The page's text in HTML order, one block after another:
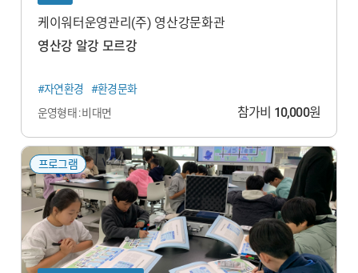
케이워터운영관리(주) 영산강문화관
영산강 알강 모르강
#자연환경
#환경문화
운영형태 : 비대면
참가비 10,000원
프로그램